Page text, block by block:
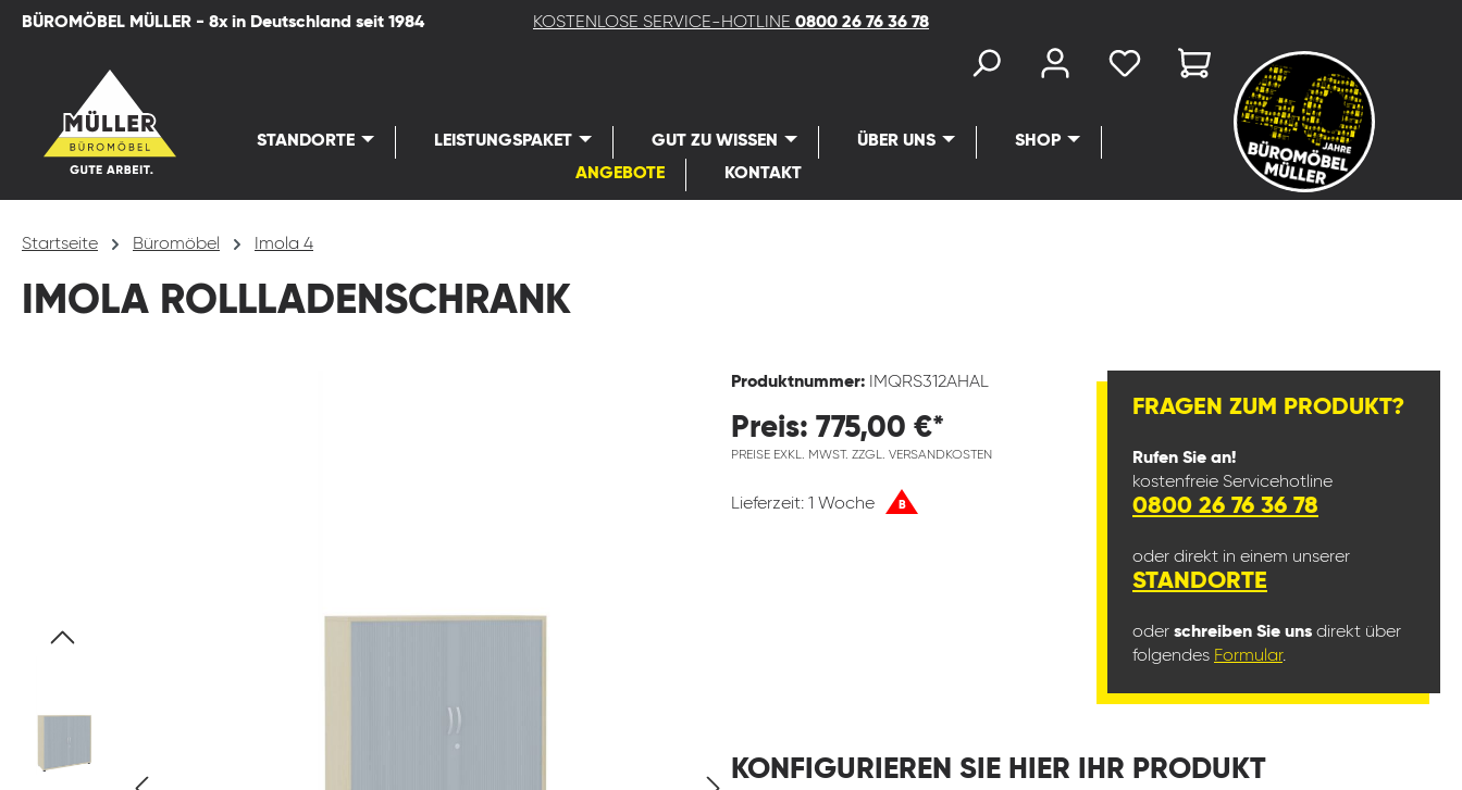
Zur Hauptnavigation springen
BÜROMÖBEL MÜLLER - 8x in Deutschland seit 1984 KOSTENLOSE SERVICE-HOTLINE 0800 26 76 36 78
STANDORTE LEISTUNGSPAKET GUT ZU WISSEN ÜBER UNS
SHOP
ANGEBOTE
KONTAKT
Startseite Büromöbel Imola 4
IMOLA ROLLLADENSCHRANK
Produktnummer: IMQRS312AHAL
Preis: 775,00 €*
PREISE EXKL. MWST. ZZGL. VERSANDKOSTEN
Lieferzeit: 1 Woche B
FRAGEN ZUM PRODUKT?
Rufen Sie an!
kostenfreie Servicehotline
0800 26 76 36 78
oder direkt in einem unserer
STANDORTE
oder schreiben Sie uns direkt über
folgendes Formular.
KONFIGURIEREN SIE HIER IHR PRODUKT